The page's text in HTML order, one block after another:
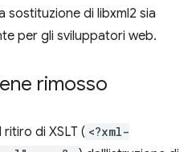
sostituzione di libxml2 sia
per gli sviluppatori web.
rimosso
di XSLT ( <?xml-